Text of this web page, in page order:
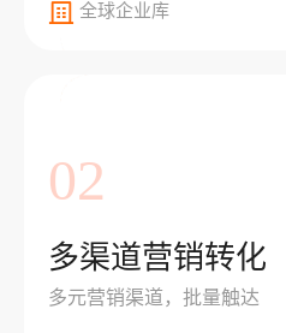
全球企业库
02
多渠道营销转化
多元营销渠道，批量触达